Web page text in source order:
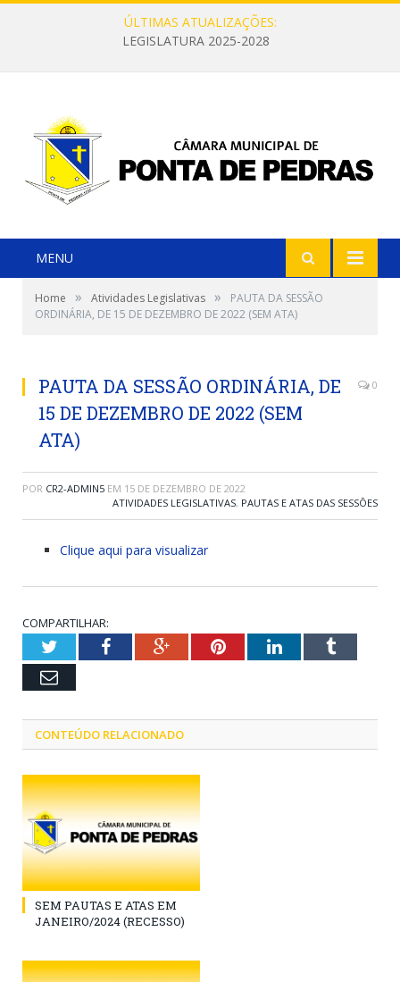
ÚLTIMAS ATUALIZAÇÕES:
LEGISLATURA 2025-2028
MENU
Home » Atividades Legislativas »
PAUTA DA SESSÃO
ORDINÁRIA, DE 15 DE DEZEMBRO DE 2022 (SEM ATA)
PAUTA DA SESSÃO ORDINÁRIA, DE
15 DE DEZEMBRO DE 2022 (SEM
ATA)
0
POR CR2-ADMIN5 EM 15 DE DEZEMBRO DE 2022
ATIVIDADES LEGISLATIVAS, PAUTAS E ATAS DAS SESSÕES
Clique aqui para visualizar
COMPARTILHAR:
TwitterFacebookGoogle+PinterestLinkedInTumblr
Email
CONTEÚDO RELACIONADO
SEM PAUTAS E ATAS EM
JANEIRO/2024 (RECESSO)